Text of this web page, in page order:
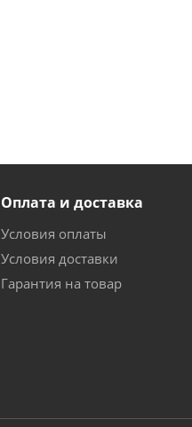
Оплата и доставка
Условия оплаты
Условия доставки
Гарантия на товар